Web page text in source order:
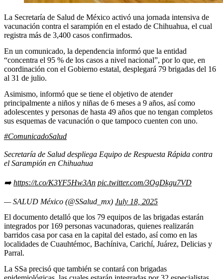
La Secretaría de Salud de México activó una jornada intensiva de
vacunación contra el sarampión en el estado de Chihuahua, el cual
registra más de 3,400 casos confirmados.
En un comunicado, la dependencia informó que la entidad
“concentra el 95 % de los casos a nivel nacional”, por lo que, en
coordinación con el Gobierno estatal, desplegará 79 brigadas del 16
al 31 de julio.
Asimismo, informó que se tiene el objetivo de atender
principalmente a niños y niñas de 6 meses a 9 años, así como
adolescentes y personas de hasta 49 años que no tengan completos
sus esquemas de vacunación o que tampoco cuenten con uno.
#ComunicadoSalud
Secretaría de Salud despliega Equipo de Respuesta Rápida contra
el Sarampión en Chihuahua
➡️ https://t.co/K3YF5Hw3An pic.twitter.com/3OgDkgu7VD
— SALUD México (@SSalud_mx) July 18, 2025
El documento detalló que los 79 equipos de las brigadas estarán
integrados por 169 personas vacunadoras, quienes realizarán
barridos casa por casa en la capital del estado, así como en las
localidades de Cuauhtémoc, Bachíniva, Carichí, Juárez, Delicias y
Parral.
La SSa precisó que también se contará con brigadas